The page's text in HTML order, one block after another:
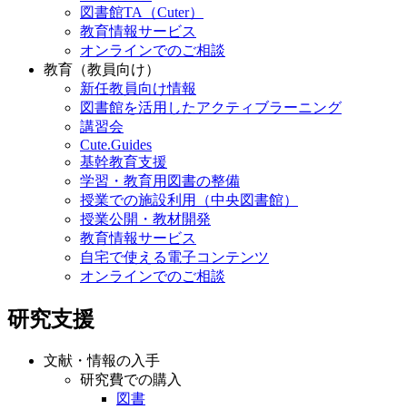
図書館TA（Cuter）
教育情報サービス
オンラインでのご相談
教育（教員向け）
新任教員向け情報
図書館を活用したアクティブラーニング
講習会
Cute.Guides
基幹教育支援
学習・教育用図書の整備
授業での施設利用（中央図書館）
授業公開・教材開発
教育情報サービス
自宅で使える電子コンテンツ
オンラインでのご相談
研究支援
文献・情報の入手
研究費での購入
図書